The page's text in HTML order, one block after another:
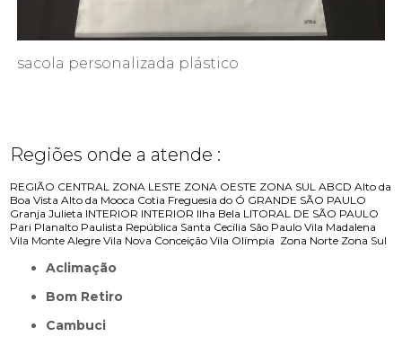
sacola personalizada plástico
Regiões onde a atende :
REGIÃO CENTRAL ZONA LESTE ZONA OESTE ZONA SUL ABCD Alto da
Boa Vista Alto da Mooca Cotia Freguesia do Ó GRANDE SÃO PAULO
Granja Julieta INTERIOR INTERIOR Ilha Bela LITORAL DE SÃO PAULO
Pari Planalto Paulista República Santa Cecília São Paulo Vila Madalena
Vila Monte Alegre Vila Nova Conceição Vila Olímpia Zona Norte Zona Sul
Aclimação
Bom Retiro
Cambuci